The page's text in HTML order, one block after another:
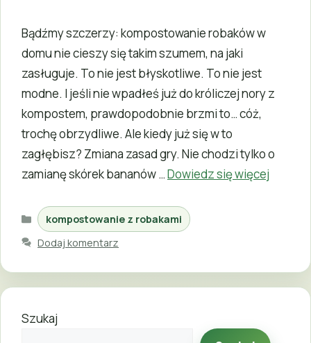
Bądźmy szczerzy: kompostowanie robaków w
domu nie cieszy się takim szumem, na jaki
zasługuje. To nie jest błyskotliwe. To nie jest
modne. I jeśli nie wpadłeś już do króliczej nory z
kompostem, prawdopodobnie brzmi to… cóż,
trochę obrzydliwe. Ale kiedy już się w to
zagłębisz? Zmiana zasad gry. Nie chodzi tylko o
zamianę skórek bananów …Dowiedz się więcej
Kategorie
kompostowanie z robakami
Dodaj komentarz
Szukaj